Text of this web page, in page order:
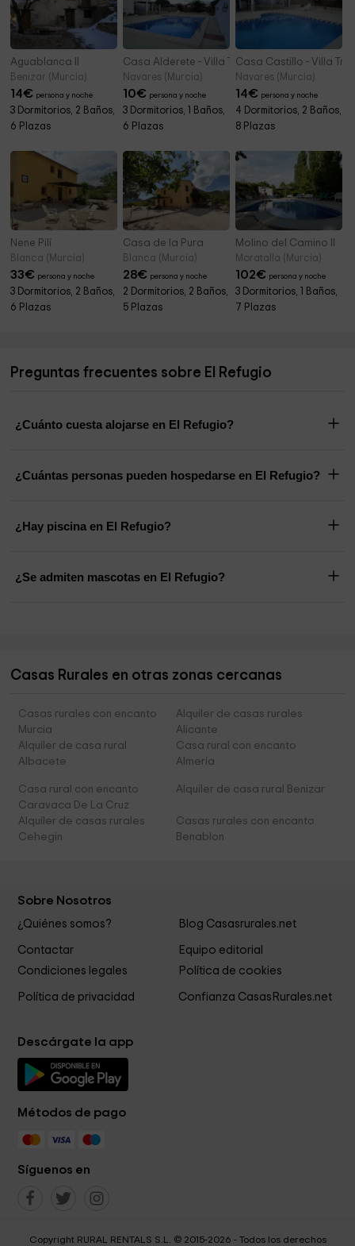
Aguablanca II
Benizar (Murcia)
14€ persona y noche
3 Dormitorios, 2 Baños,
6 Plazas
Casa Alderete - Villa Trinidad
Navares (Murcia)
10€ persona y noche
3 Dormitorios, 1 Baños,
6 Plazas
Casa Castillo - Villa
Navares (Murcia)
14€ persona y noche
4 Dormitorios, 2 Baños,
8 Plazas
Nene Pilí
Blanca (Murcia)
33€ persona y noche
3 Dormitorios, 2 Baños,
6 Plazas
Casa de la Pura
Blanca (Murcia)
28€ persona y noche
2 Dormitorios, 2 Baños,
5 Plazas
Molino del Camino II
Moratalla (Murcia)
102€ persona y noche
3 Dormitorios, 1 Baños,
7 Plazas
Preguntas frecuentes sobre El Refugio
¿Cuánto cuesta alojarse en El Refugio?
¿Cuántas personas pueden hospedarse en El Refugio?
¿Hay piscina en El Refugio?
¿Se admiten mascotas en El Refugio?
Casas Rurales en otras zonas cercanas
Casas rurales con encanto
Murcia
Alquiler de casas rurales
Alicante
Alquiler de casa rural
Albacete
Casa rural con encanto
Almería
Casa rural con encanto
Caravaca De La Cruz
Alquiler de casa rural Benizar
Alquiler de casas rurales
Cehegin
Casas rurales con encanto
Benablon
Sobre Nosotros
¿Quiénes somos? Blog Casasrurales.net
Contactar
Equipo editorial
Condiciones legales
Política de cookies
Política de privacidad Confianza CasasRurales.net
Descárgate la app
Métodos de pago
Síguenos en
Copyright RURAL RENTALS S.L. © 2015-2026 - Todos los derechos